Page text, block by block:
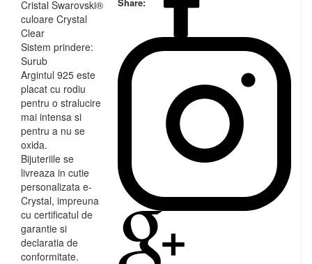
Cristal Swarovski®
culoare Crystal
Clear
Sistem prindere:
Surub
Argintul 925 este
placat cu rodiu
pentru o stralucire
mai intensa si
pentru a nu se
oxida.
Bijuteriile se
livreaza in cutie
personalizata e-
Crystal, impreuna
cu certificatul de
garantie si
declaratia de
conformitate.